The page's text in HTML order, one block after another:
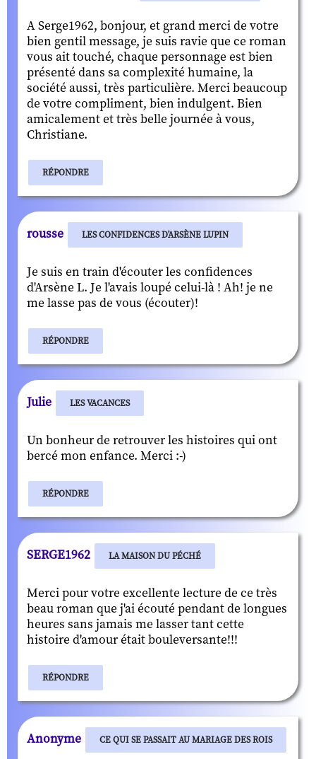
A Serge1962, bonjour, et grand merci de votre
bien gentil message, je suis ravie que ce roman
vous ait touché, chaque personnage est bien
présenté dans sa complexité humaine, la
société aussi, très particulière. Merci beaucoup
de votre compliment, bien indulgent. Bien
amicalement et très belle journée à vous,
Christiane.
RÉPONDRE
rousse LES CONFIDENCES D'ARSÈNE LUPIN
Je suis en train d'écouter les confidences
d'Arsène L. Je l'avais loupé celui-là ! Ah! je ne
me lasse pas de vous (écouter)!
RÉPONDRE
Julie LES VACANCES
Un bonheur de retrouver les histoires qui ont
bercé mon enfance. Merci :-)
RÉPONDRE
SERGE1962 LA MAISON DU PÉCHÉ
Merci pour votre excellente lecture de ce très
beau roman que j'ai écouté pendant de longues
heures sans jamais me lasser tant cette
histoire d'amour était bouleversante!!!
RÉPONDRE
Anonyme CE QUI SE PASSAIT AU MARIAGE DES ROIS